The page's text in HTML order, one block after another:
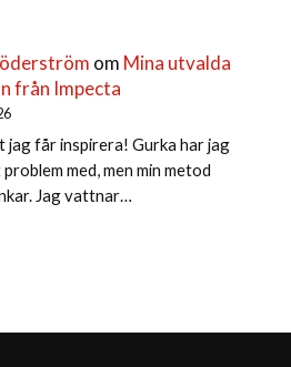
om Mina utvalda
från Impecta
jag får inspirera! Gurka har jag
med, men min metod
Jag vattnar…